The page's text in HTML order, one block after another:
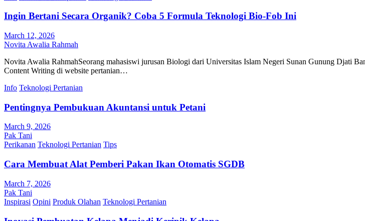
Ingin Bertani Secara Organik? Coba 5 Formula Teknologi Bio-Fob Ini
March 12, 2026
Novita Awalia Rahmah
Novita Awalia RahmahSeorang mahasiswi jurusan Biologi dari Universitas Islam Negeri Sunan Gunung Djati
Content Writing di website pertanian…
Info Teknologi Pertanian
Pentingnya Pembukuan Akuntansi untuk Petani
March 9, 2026
Pak Tani
Perikanan Teknologi Pertanian Tips
Cara Membuat Alat Pemberi Pakan Ikan Otomatis SGDB
March 7, 2026
Pak Tani
Inspirasi Opini Produk Olahan Teknologi Pertanian